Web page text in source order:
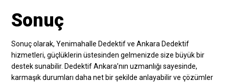
Sonuç
Sonuç olarak, Yenimahalle Dedektif ve Ankara Dedektif
hizmetleri, güçlüklerin üstesinden gelmenizde size büyük bir
destek sunabilir. Dedektif Ankara’nın uzmanlığı sayesinde,
karmaşık durumları daha net bir şekilde anlayabilir ve çözümler